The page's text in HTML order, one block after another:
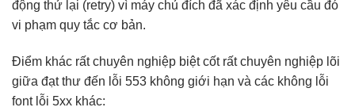
động thử lại (retry) vì máy chủ đích đã xác định yêu cầu đó
vi phạm quy tắc cơ bản.
Điểm khác rất chuyên nghiệp biệt cốt rất chuyên nghiệp lõi
giữa đạt thư đến lỗi 553 không giới hạn và các không lỗi
fontlỗi 5xx khác: